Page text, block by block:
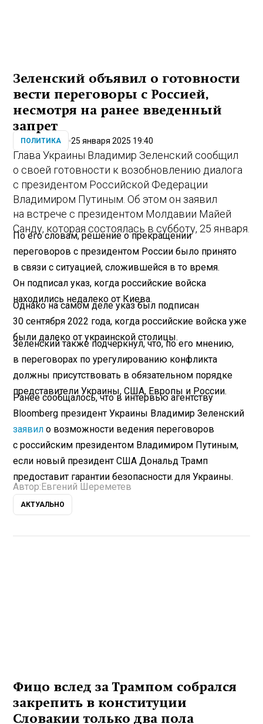
Зеленский объявил о готовности
вести переговоры с Россией,
несмотря на ранее введенный
запрет
ПОЛИТИКА 25 января 2025 19:40
Глава Украины Владимир Зеленский сообщил
о своей готовности к возобновлению диалога
с президентом Российской Федерации
Владимиром Путиным. Об этом он заявил
на встрече с президентом Молдавии Майей
Санду, которая состоялась в субботу, 25 января.
По его словам, решение о прекращении
переговоров с президентом России было принято
в связи с ситуацией, сложившейся в то время.
Он подписал указ, когда российские войска
находились недалеко от Киева.
Однако на самом деле указ был подписан
30 сентября 2022 года, когда российские войска уже
были далеко от украинской столицы.
Зеленский также подчеркнул, что, по его мнению,
в переговорах по урегулированию конфликта
должны присутствовать в обязательном порядке
представители Украины, США, Европы и России.
Ранее сообщалось, что в интервью агентству
Bloomberg президент Украины Владимир Зеленский
заявил о возможности ведения переговоров
с российским президентом Владимиром Путиным,
если новый президент США Дональд Трамп
предоставит гарантии безопасности для Украины.
Автор:Евгений Шереметев
АКТУАЛЬНО
Фицо вслед за Трампом собрался
закрепить в конституции
Словакии только два пола